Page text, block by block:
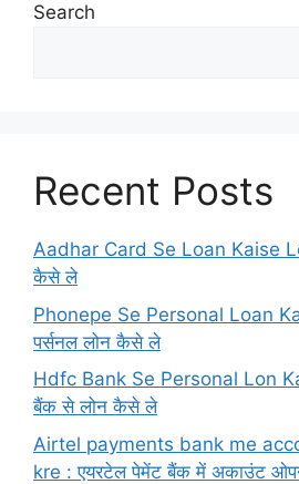
Search
Recent Posts
Aadhar Card Se Loan Kaise
कैसे ले
Phonepe Se Personal Loan
पर्सनल लोन कैसे ले
Hdfc Bank Se Personal Lon
बैंक से लोन कैसे ले
Airtel payments bank me
kre : एयरटेल पेमेंट बैंक में अकाउंट